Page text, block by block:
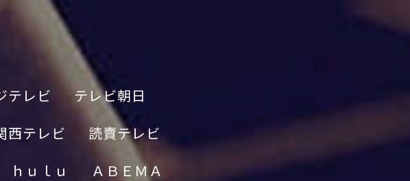
テレビ
テレビ朝日
西テレビ
読賣テレビ
ｈｕｌｕ
ＡＢＥＭＡ